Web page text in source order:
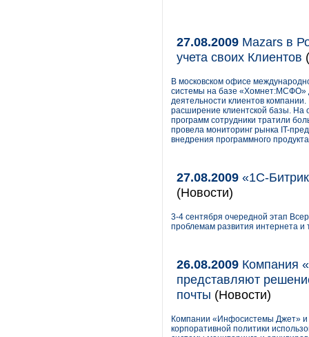
27.08.2009 Mazars в
учета своих Клиентов
В московском офисе
системы на базе «Хомнет:МСФО»
деятельности клиентов
расширение клиентской базы. На
программ сотрудники тратили
провела мониторинг рынка IT-
внедрения программного
27.08.2009 «1С-
(Новости)
3-4 сентября очередной этап
проблемам развития интернета и
26.08.2009 Компания
представляют
почты (Новости)
Компании «Инфосистемы Джет» и
корпоративной политики